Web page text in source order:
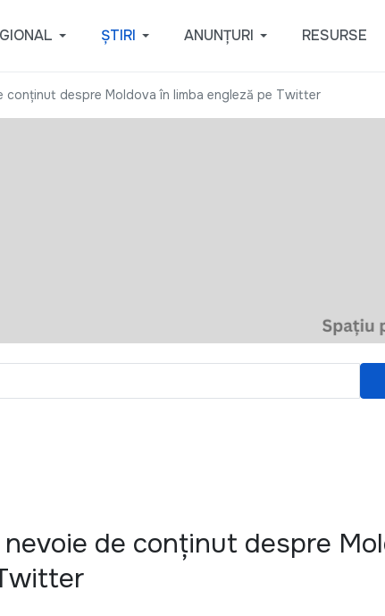
ȘTIRI ANUNȚURI RESURSE
conținut despre Moldova în limba engleză pe Twitter
nevoie de conținut despre